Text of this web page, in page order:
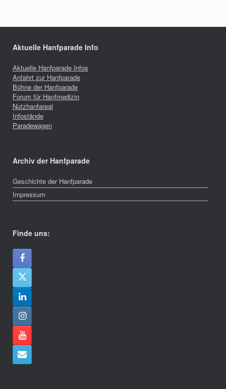
Aktuelle Hanfparade Info
Aktuelle Hanfparade Infos
Anfahrt zur Hanfparade
Bühne der Hanfparade
Forum für Hanfmedizin
Nutzhanfareal
Infostände
Paradewagen
Archiv der Hanfparade
Geschichte der Hanfparade
Impressum
Finde uns: